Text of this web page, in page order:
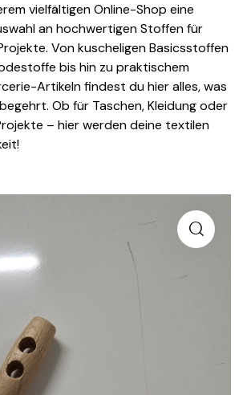
vielfältigen Online-Shop eine
an hochwertigen Stoffen für
Von kuscheligen Basicsstoffen
bis hin zu praktischem
Artikeln findest du hier alles, was
Ob für Taschen, Kleidung oder
– hier werden deine textilen